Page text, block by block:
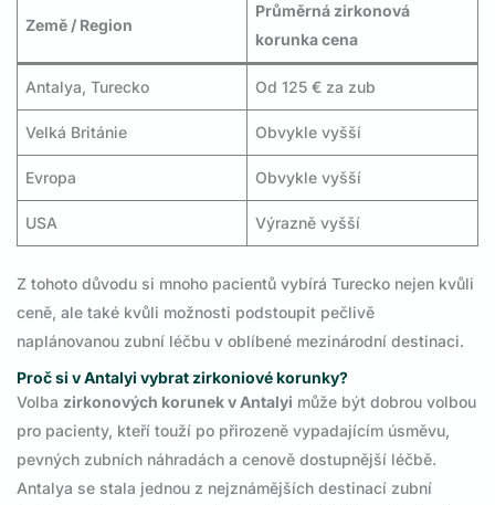
Země / Region
Průměrná zirkonová
korunka cena
Antalya, Turecko Od 125 € za zub
Velká Británie Obvykle vyšší
Evropa Obvykle vyšší
USA Výrazně vyšší
Z tohoto důvodu si mnoho pacientů vybírá Turecko nejen kvůli
ceně, ale také kvůli možnosti podstoupit pečlivě
naplánovanou zubní léčbu v oblíbené mezinárodní destinaci.
Proč si v Antalyi vybrat zirkoniové korunky?
Volba zirkonových korunek v Antalyi může být dobrou volbou
pro pacienty, kteří touží po přirozeně vypadajícím úsměvu,
pevných zubních náhradách a cenově dostupnější léčbě.
Antalya se stala jednou z nejznámějších destinací zubní